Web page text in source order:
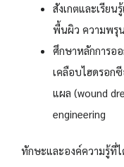
สังเกตและเรียน
พื้นผิว ความพรุ
ศึกษาหลักการอ
เคลือบไฮดรอก
แผล (wound
engineering
ทักษะและองค์ความรู้ที่